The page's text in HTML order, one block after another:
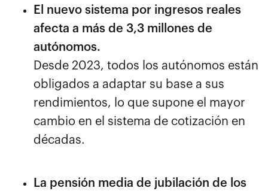
El nuevo sistema por ingresos reales
afecta a más de 3,3 millones de
autónomos.
Desde 2023, todos los autónomos están
obligados a adaptar su base a sus
rendimientos, lo que supone el mayor
cambio en el sistema de cotización en
décadas.
La pensión media de jubilación de los